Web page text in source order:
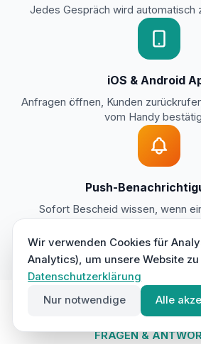
Jedes Gespräch wird automatisch
iOS & Android
Anfragen öffnen, Kunden
vom Handy
Push-
Sofort Bescheid wissen, wenn
FRAGEN &
Wir verwenden Cookies für
Analytics), um unsere Website
Datenschutzerklärung
Nur notwendige
Alle